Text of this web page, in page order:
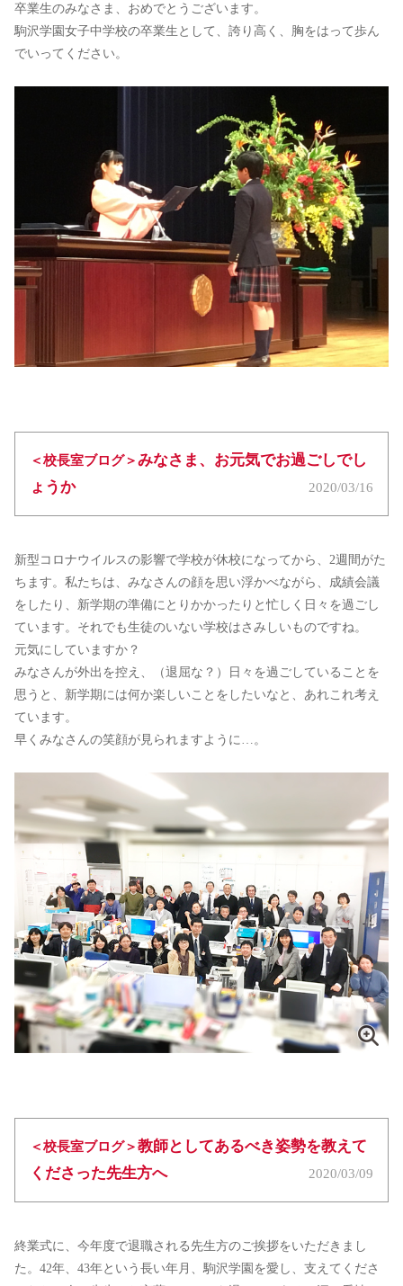
卒業生のみなさま、おめでとうございます。
駒沢学園女子中学校の卒業生として、誇り高く、胸をはって歩ん
でいってください。
＜校長室ブログ＞みなさま、お元気でお過ごしでし
ょうか
2020/03/16
新型コロナウイルスの影響で学校が休校になってから、2週間がた
ちます。私たちは、みなさんの顔を思い浮かべながら、成績会議
をしたり、新学期の準備にとりかかったりと忙しく日々を過ごし
ています。それでも生徒のいない学校はさみしいものですね。
元気にしていますか？
みなさんが外出を控え、（退屈な？）日々を過ごしていることを
思うと、新学期には何か楽しいことをしたいなと、あれこれ考え
ています。
早くみなさんの笑顔が見られますように…。
＜校長室ブログ＞教師としてあるべき姿勢を教えて
くださった先生方へ
2020/03/09
終業式に、今年度で退職される先生方のご挨拶をいただきまし
た。42年、43年という長い年月、駒沢学園を愛し、支えてくださ